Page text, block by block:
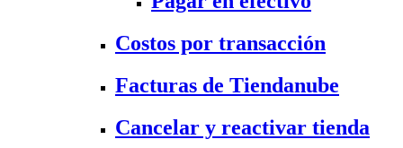
Costos por transacción
Facturas de Tiendanube
Cancelar y reactivar tienda